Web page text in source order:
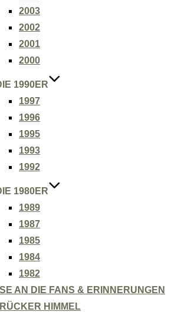
2003
2002
2001
2000
1990ER
1997
1996
1995
1993
1992
1980ER
1989
1987
1985
1984
1982
AN DIE FANS & ERINNERUNGEN
HIMMEL